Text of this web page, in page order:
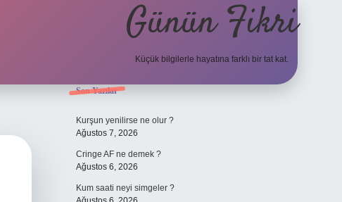
Günün Fikri
Küçük bilgilerle hayatına farklı bir tat kat.
Sidebar
Son Yazılar
Kurşun yenilirse ne olur ?
Ağustos 7, 2026
Cringe AF ne demek ?
Ağustos 6, 2026
Kum saati neyi simgeler ?